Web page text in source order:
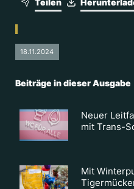
18.11.2024
Beiträge in dieser Ausgabe
Neuer
mit Trans-
Mit